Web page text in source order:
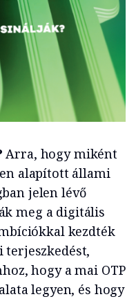
Arra, hogy miként
alapított állami
jelen lévő
meg a digitális
kezdték
terjeszkedést,
hogy a mai OTP
legyen, és hogy